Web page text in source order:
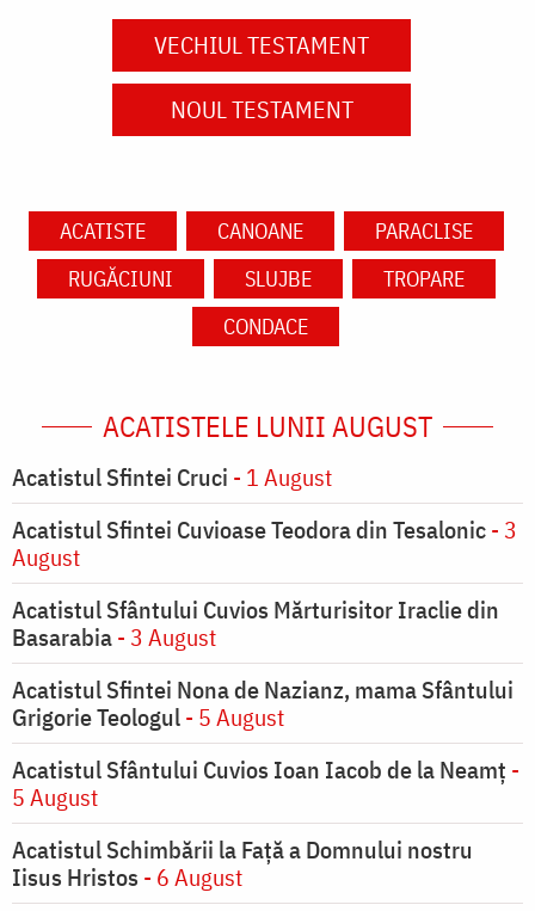
VECHIUL TESTAMENT
NOUL TESTAMENT
ACATISTE CANOANE
PARACLISE
RUGĂCIUNI
SLUJBE
TROPARE
CONDACE
ACATISTELE LUNII AUGUST
Acatistul Sfintei Cruci - 1 August
Acatistul Sfintei Cuvioase Teodora din Tesalonic- 3
August
Acatistul Sfântului Cuvios Mărturisitor Iraclie din
Basarabia- 3 August
Acatistul Sfintei Nona de Nazianz, mama Sfântului
Grigorie Teologul- 5 August
Acatistul Sfântului Cuvios Ioan Iacob de la Neamț -
5 August
Acatistul Schimbării la Faţă a Domnului nostru
Iisus Hristos - 6 August